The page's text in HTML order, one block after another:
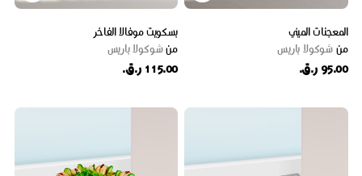
المعجنات الميني
من شوكولا باريس
95.00 ر.ق.
بسكويت موفالا الفاخر
منشوكولا باريس
115.00 ر.ق.